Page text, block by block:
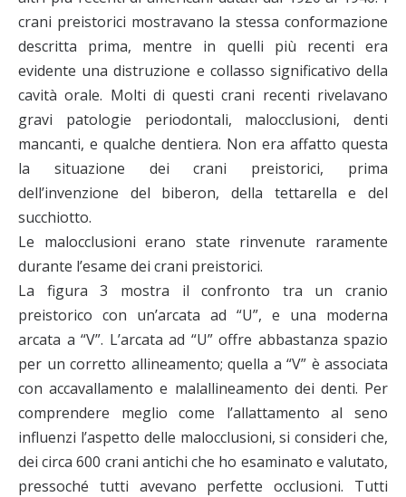
crani preistorici mostravano la stessa conformazione
descritta prima, mentre in quelli più recenti era
evidente una distruzione e collasso significativo della
cavità orale. Molti di questi crani recenti rivelavano
gravi patologie periodontali, malocclusioni, denti
mancanti, e qualche dentiera. Non era affatto questa
la situazione dei crani preistorici, prima
dell’invenzione del biberon, della tettarella e del
succhiotto.
Le malocclusioni erano state rinvenute raramente
durante l’esame dei crani preistorici.
La figura 3 mostra il confronto tra un cranio
preistorico con un’arcata ad “U”, e una moderna
arcata a “V”. L’arcata ad “U” offre abbastanza spazio
per un corretto allineamento; quella a “V” è associata
con accavallamento e malallineamento dei denti. Per
comprendere meglio come l’allattamento al seno
influenzi l’aspetto delle malocclusioni, si consideri che,
dei circa 600 crani antichi che ho esaminato e valutato,
pressoché tutti avevano perfette occlusioni. Tutti